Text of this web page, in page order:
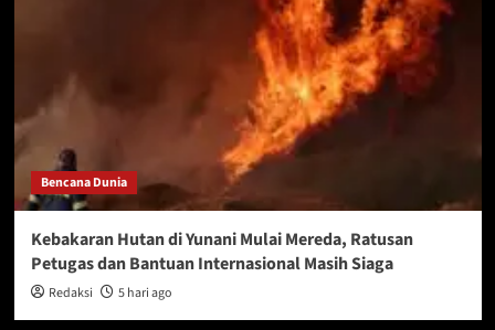
Bencana Dunia
Kebakaran Hutan di Yunani Mulai Mereda, Ratusan
Petugas dan Bantuan Internasional Masih Siaga
Redaksi 5 hari ago